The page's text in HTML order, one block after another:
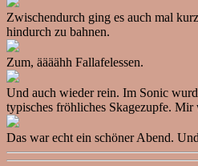
Zwischendurch ging es auch mal
hindurch zu bahnen.
Zum, äääähh Fallafelessen.
Und auch wieder rein. Im Sonic
typisches fröhliches Skagezupfe.
Das war echt ein schöner Abend.